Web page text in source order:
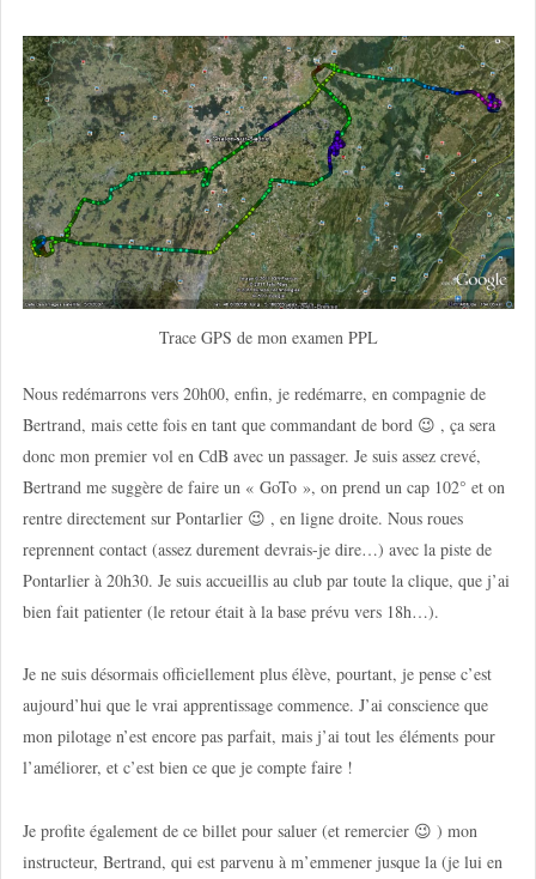
Trace GPS de mon examen PPL
Nous redémarrons vers 20h00, enfin, je redémarre, en compagnie de
Bertrand, mais cette fois en tant que commandant de bord 😉 , ça sera
donc mon premier vol en CdB avec un passager. Je suis assez crevé,
Bertrand me suggère de faire un « GoTo », on prend un cap 102° et on
rentre directement sur Pontarlier 😉 , en ligne droite. Nous roues
reprennent contact (assez durement devrais-je dire…) avec la piste de
Pontarlier à 20h30. Je suis accueillis au club par toute la clique, que j’ai
bien fait patienter (le retour était à la base prévu vers 18h…).
Je ne suis désormais officiellement plus élève, pourtant, je pense c’est
aujourd’hui que le vrai apprentissage commence. J’ai conscience que
mon pilotage n’est encore pas parfait, mais j’ai tout les éléments pour
l’améliorer, et c’est bien ce que je compte faire !
Je profite également de ce billet pour saluer (et remercier 😉 ) mon
instructeur, Bertrand, qui est parvenu à m’emmener jusque la (je lui en